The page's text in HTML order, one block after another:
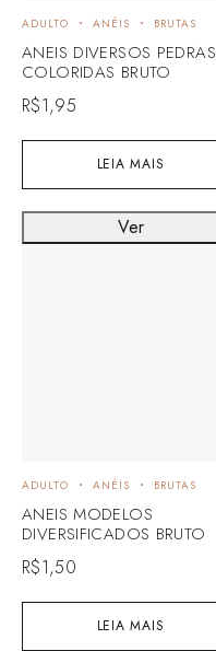
LEIA MAIS
ADULTO ANÉIS BRUTAS
ANEIS DIVERSOS PEDRAS
COLORIDAS BRUTO
R$1,95
LEIA MAIS
ADULTO ANÉIS BRUTAS
ANEIS MODELOS
DIVERSIFICADOS BRUTO
R$1,50
Ver